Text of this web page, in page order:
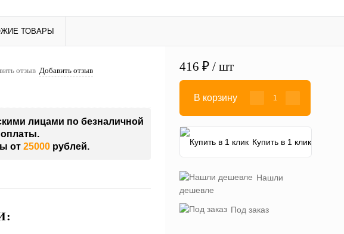
ТОВАРЫ
Добавить отзыв
лицами по безналичной
от 25000рублей.
416 ₽ / шт
В корзину
Купить в 1 клик
Нашли
дешевле
Под заказ